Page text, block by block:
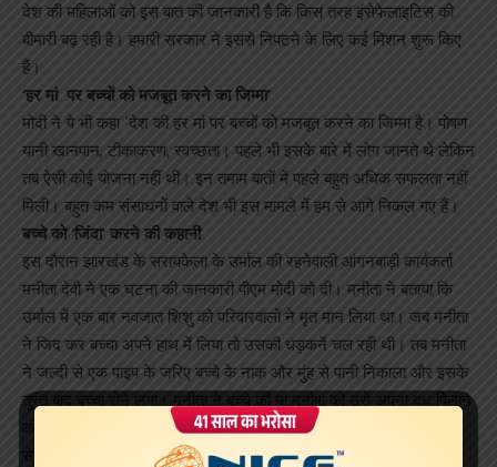
देश की महिलाओं को इस बात की जानकारी है कि किस तरह इंसेफेलाइटिस की
बीमारी बढ़ रही है। हमारी सरकार ने इससे निपटने के लिए कई मिशन शुरू किए
हैं।
‘हर मां पर बच्चों को मजबूत करने का जिम्मा’
मोदी ने ये भी कहा ‘देश की हर मां पर बच्चों को मजबूत करने का जिम्मा है। पोषण
यानी खानपान, टीकाकरण, स्वच्छता। पहले भी इसके बारे में लोग जानते थे लेकिन
तब ऐसी कोई योजना नहीं थी। इन तमाम बातों में पहले बहुत अधिक सफलता नहीं
मिली। बहुत कम संसाधनों वाले देश भी इस मामले में हम से आगे निकल गए हैं।
बच्चे को ‘जिंदा’ करने की कहानी
इस दौरान झारखंड के सरायकेला के उर्माल की रहनेवाली आंगनबाड़ी कार्यकर्ता
मनीता देवी ने एक घटना की जानकारी पीएम मोदी को दी। मनीता ने बताया कि
उर्माल में एक बार नवजात शिशु को परिवारवालों ने मृत मान लिया था। जब मनीता
ने जिद कर बच्चा अपने हाथ में लिया तो उसकी धड़कनें चल रही थी। तब मनीता
ने जल्दी से एक पाइप के जरिए बच्चे के नाक और मुंह से पानी निकाला और इसके
तुरंत बाद बच्चा रोने लगा। मनीता ने बच्चे की मां मनीषा को उसे अपना दूध पिलाने
को कहा। मनीषा और उसके बच्चे को अस्पताल ले जाया गया। मिशन इंद्रधनुष
से देश में टीकाकरण को दूर-दराज इलाकों में भी बल मिला है वाकई आपने जीवन